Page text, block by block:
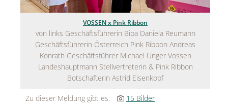
Lindt & Sprüngli
Nägele & Strubell
Rabanne
VOSSEN x Pink Ribbon
von links Geschäftsführerin Bipa Daniela Reumann
Geschäftsführerin Österreich Pink Ribbon Andreas
Konrath Geschäftsführer Michael Unger Vossen
Landeshauptmann Stellvertreterin & Pink Ribbon
Botschafterin Astrid Eisenkopf
Zu dieser Meldung gibt es: 15 Bilder